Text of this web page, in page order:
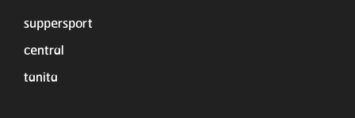
suppersport
central
tanita